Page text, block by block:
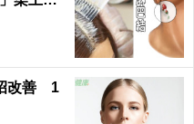
改善 1